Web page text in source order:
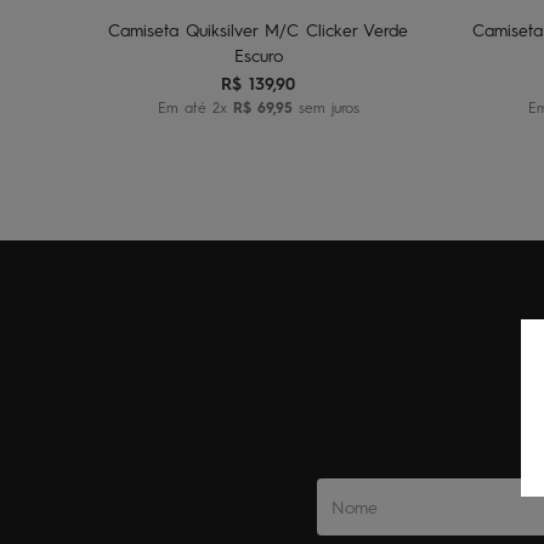
Camiseta Quiksilver M/C Clicker Verde
Escuro
R$ 139,90
Em até 2x R$ 69,95 sem juros